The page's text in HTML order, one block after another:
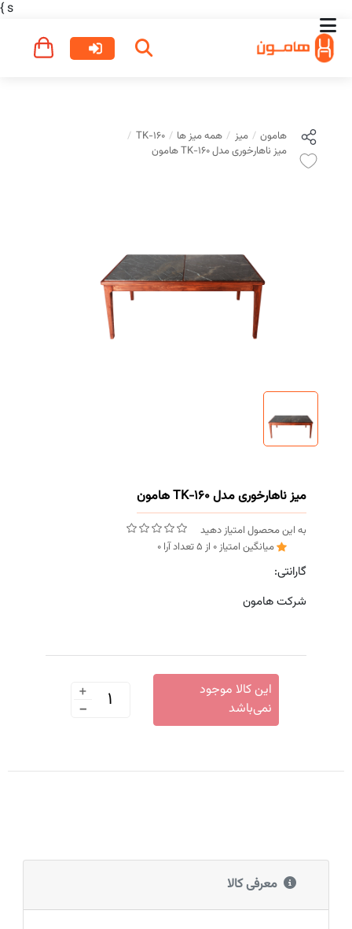
s
}
میز ناهارخوری مدل TK-160 هامون
به این محصول امتیاز دهید
میانگین امتیاز0 از 5تعداد آرا 0
گارانتی:
شرکت هامون
+
-
این کالا موجود
نمی‌باشد
هامون میز همه میز ها
TK-160
میز ناهارخوری مدل TK-160 هامون
معرفی کالا